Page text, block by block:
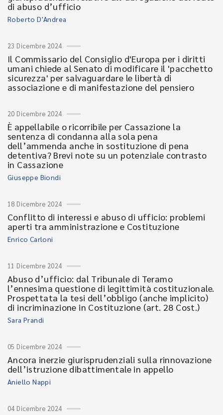
di abuso d’ufficio
Roberto D'Andrea
23 Dicembre 2024
Il Commissario del Consiglio d'Europa per i diritti
umani chiede al Senato di modificare il 'pacchetto
sicurezza' per salvaguardare le libertà di
associazione e di manifestazione del pensiero
20 Dicembre 2024
È appellabile o ricorribile per Cassazione la
sentenza di condanna alla sola pena
dell’ammenda anche in sostituzione di pena
detentiva? Brevi note su un potenziale contrasto
in Cassazione
Giuseppe Biondi
18 Dicembre 2024
Conflitto di interessi e abuso di ufficio: problemi
aperti tra amministrazione e Costituzione
Enrico Carloni
11 Dicembre 2024
Abuso d’ufficio: dal Tribunale di Teramo
l’ennesima questione di legittimità costituzionale.
Prospettata la tesi dell’obbligo (anche implicito)
di incriminazione in Costituzione (art. 28 Cost.)
Sara Prandi
05 Dicembre 2024
Ancora inerzie giurisprudenziali sulla rinnovazione
dell’istruzione dibattimentale in appello
Aniello Nappi
04 Dicembre 2024